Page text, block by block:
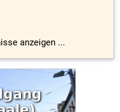
anzeigen ...